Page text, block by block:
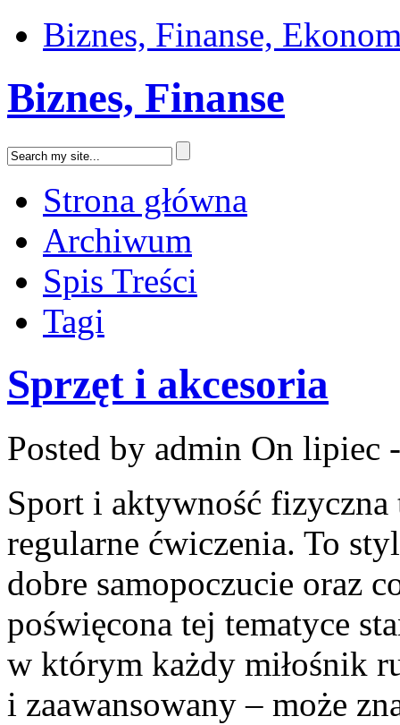
Biznes, Finanse,
Biznes, Finanse
Strona główna
Archiwum
Spis Treści
Tagi
Sprzęt i akcesoria
Posted by admin On lipiec
Sport i aktywność
regularne ćwiczenia. To
dobre samopoczucie oraz
poświęcona tej tematyce
w którym każdy miłośnik
i zaawansowany – może